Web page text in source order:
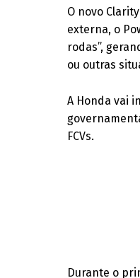
O novo
externa, o
rodas”,
ou outras
A Honda vai
FCVs.
Durante o